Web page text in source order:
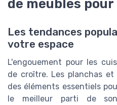
de meubles
Les tendances
votre espace
L'engouement pour les
de croître. Les planchas
des éléments essentiels
le meilleur parti de